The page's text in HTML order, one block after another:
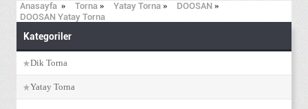
Anasayfa » Torna » Yatay Torna » DOOSAN »
DOOSAN Yatay Torna
Kategoriler
Dik Torna
Yatay Torna